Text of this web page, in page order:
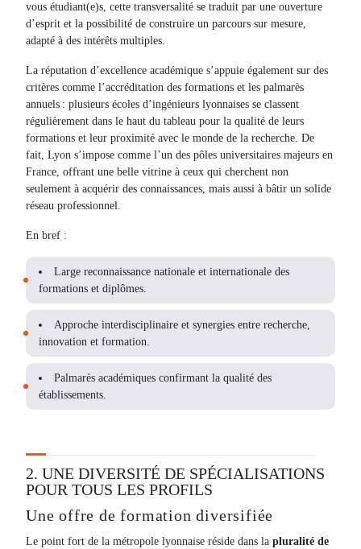
vous étudiant(e)s, cette transversalité se traduit par une ouverture
d’esprit et la possibilité de construire un parcours sur mesure,
adapté à des intérêts multiples.
La réputation d’excellence académique s’appuie également sur des
critères comme l’accréditation des formations et les palmarès
annuels : plusieurs écoles d’ingénieurs lyonnaises se classent
régulièrement dans le haut du tableau pour la qualité de leurs
formations et leur proximité avec le monde de la recherche. De
fait, Lyon s’impose comme l’un des pôles universitaires majeurs en
France, offrant une belle vitrine à ceux qui cherchent non
seulement à acquérir des connaissances, mais aussi à bâtir un solide
réseau professionnel.
En bref :
Large reconnaissance nationale et internationale des
formations et diplômes.
Approche interdisciplinaire et synergies entre recherche,
innovation et formation.
Palmarès académiques confirmant la qualité des
établissements.
2. UNE DIVERSITÉ DE SPÉCIALISATIONS
POUR TOUS LES PROFILS
Une offre de formation diversifiée
Le point fort de la métropole lyonnaise réside dans la pluralité de